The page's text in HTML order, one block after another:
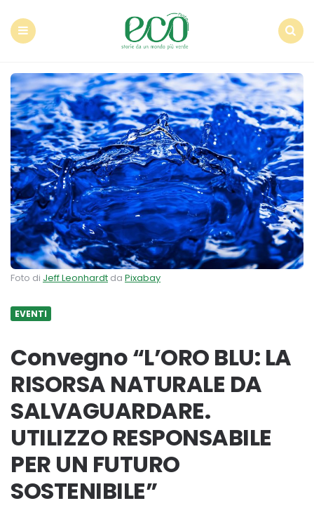
Foto di Jeff Leonhardt da Pixabay
EVENTI
Convegno “L’ORO BLU: LA
RISORSA NATURALE DA
SALVAGUARDARE.
UTILIZZO RESPONSABILE
PER UN FUTURO
SOSTENIBILE”